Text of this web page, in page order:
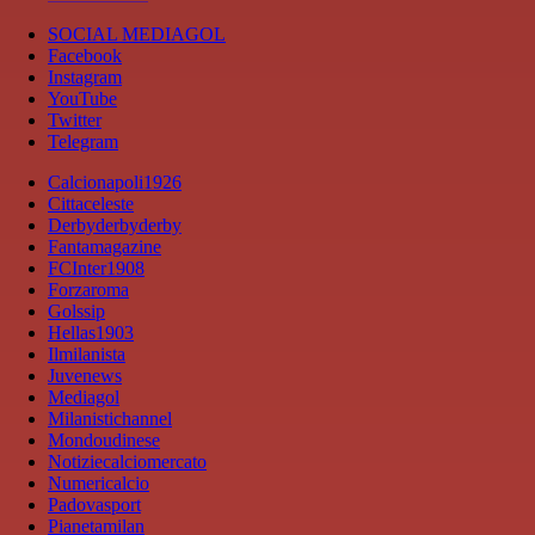
SOCIAL MEDIAGOL
Facebook
Instagram
YouTube
Twitter
Telegram
Calcionapoli1926
Cittaceleste
Derbyderbyderby
Fantamagazine
FCInter1908
Forzaroma
Golssip
Hellas1903
Ilmilanista
Juvenews
Mediagol
Milanistichannel
Mondoudinese
Notiziecalciomercato
Numericalcio
Padovasport
Pianetamilan